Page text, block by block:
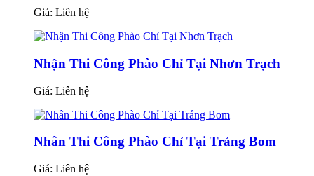
Giá: Liên hệ
Nhận Thi Công Phào Chỉ Tại Nhơn Trạch
Giá: Liên hệ
Nhân Thi Công Phào Chỉ Tại Trảng Bom
Giá: Liên hệ